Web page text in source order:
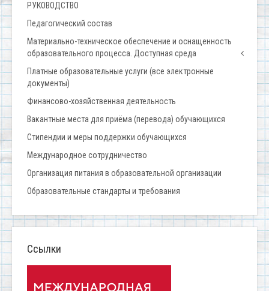
РУКОВОДСТВО
Педагогический состав
Материально-техническое обеспечение и оснащенность
образовательного процесса. Доступная среда
Платные образовательные услуги (все электронные
документы)
Финансово-хозяйственная деятельность
Вакантные места для приёма (перевода) обучающихся
Стипендии и меры поддержки обучающихся
Международное сотрудничество
Организация питания в образовательной организации
Образовательные стандарты и требования
Ссылки